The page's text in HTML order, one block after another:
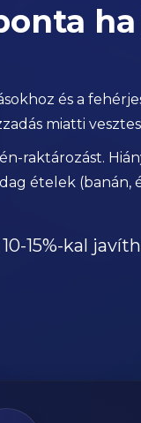
és a
miatti
raktározást.
ételek
15%-kal